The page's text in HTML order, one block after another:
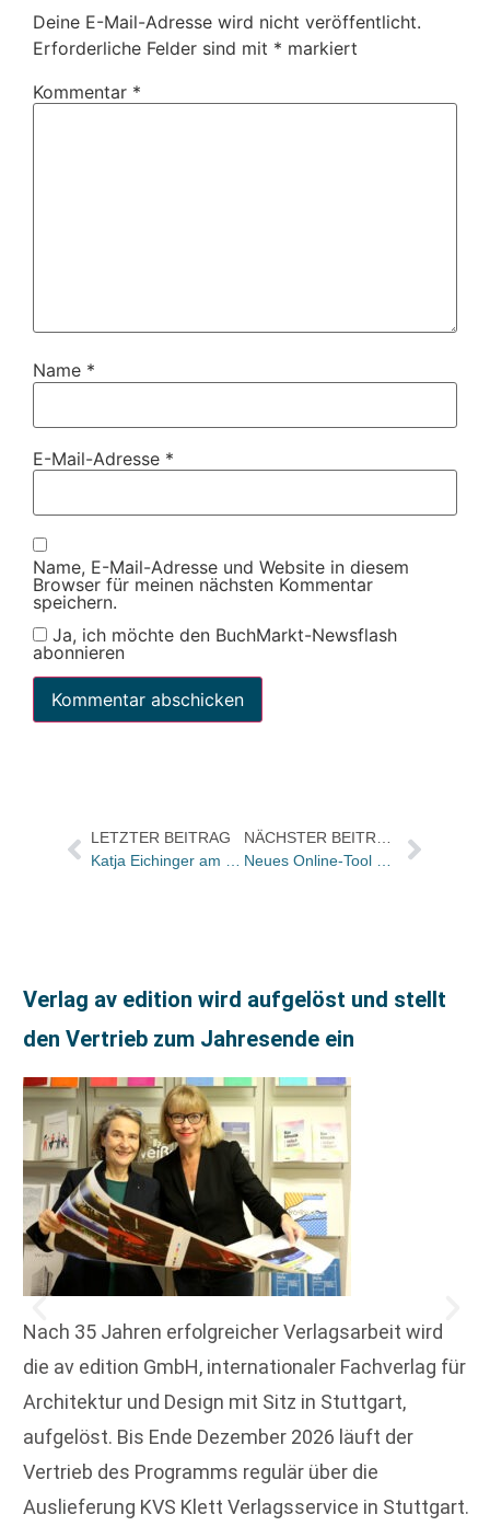
Deine E-Mail-Adresse wird nicht veröffentlicht.
Erforderliche Felder sind mit * markiert
Kommentar *
Name *
E-Mail-Adresse *
Name, E-Mail-Adresse und Website in diesem
Browser für meinen nächsten Kommentar
speichern.
Ja, ich möchte den BuchMarkt-Newsflash
abonnieren
LETZTER BEITRAG
Verlag av edition wird aufgelöst und stellt
den Vertrieb zum Jahresende ein
Nach 35 Jahren erfolgreicher Verlagsarbeit wird
die av edition GmbH, internationaler Fachverlag für
Architektur und Design mit Sitz in Stuttgart,
aufgelöst. Bis Ende Dezember 2026 läuft der
Vertrieb des Programms regulär über die
Auslieferung KVS Klett Verlagsservice in Stuttgart.